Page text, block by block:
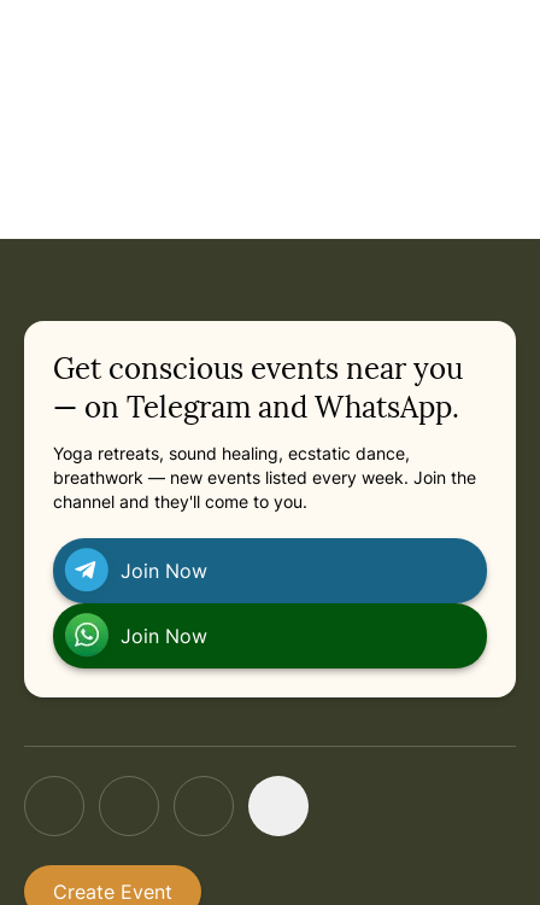
Get conscious events near you
— on Telegram and WhatsApp.
Yoga retreats, sound healing, ecstatic dance,
breathwork — new events listed every week. Join the
channel and they'll come to you.
Join Now
Join Now
Create Event